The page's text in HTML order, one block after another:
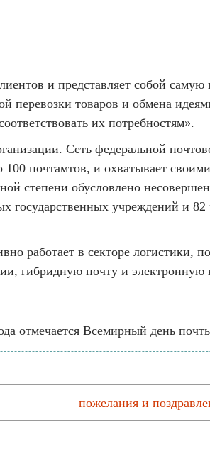
и представляет собой
перевозки товаров и обмена
их потребностям».
Сеть федеральной
почтамтов, и охватывает
степени обусловлено
государственных учреждений и
работает в секторе логистики,
гибридную почту и
отмечается Всемирный день
пожелания и